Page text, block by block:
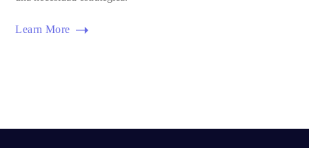
Learn More